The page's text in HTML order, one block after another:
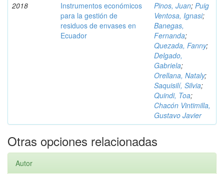
2018
Instrumentos económicos
para la gestión de
residuos de envases en
Ecuador
Pinos, Juan; Puig
Ventosa, Ignasi;
Banegas,
Fernanda;
Quezada, Fanny;
Delgado,
Gabriela;
Orellana, Nataly;
Saquisilí, Silvia;
Quindi, Toa;
Chacón Vintimilla,
Gustavo Javier
Otras opciones relacionadas
Autor